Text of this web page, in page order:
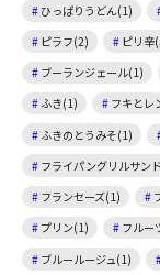
ひっぱりうどん(1)
ピラフ(2)
ピリ辛
ブーランジェール(1)
ふき(1)
フキとレ
ふきのとうみそ(1)
フライパングリルサン
フランセーズ(1)
プリン(1)
フルー
ブルールージュ(1)